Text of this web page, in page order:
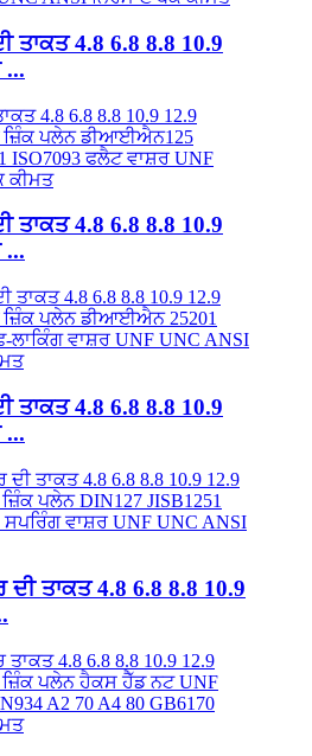
ਤਾਕਤ 4.8 6.8 8.8 10.9
...
ਤਾਕਤ 4.8 6.8 8.8 10.9
...
ਤਾਕਤ 4.8 6.8 8.8 10.9
...
ਤਾਕਤ 4.8 6.8 8.8 10.9